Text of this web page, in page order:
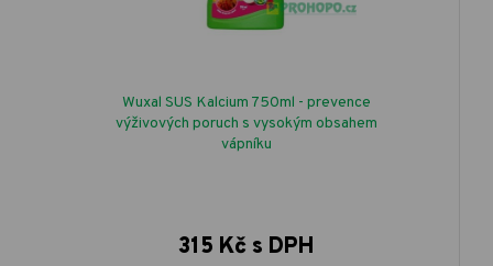
Wuxal SUS Kalcium 750ml - prevence
výživových poruch s vysokým obsahem
vápníku
315 Kč s DPH